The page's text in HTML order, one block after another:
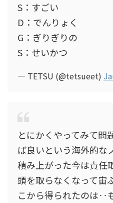
S：すごい
D：でんりょく
G：ぎりぎりの
S：せいかつ
— TETSU (@tetsueet)
とにかくやってみて問
ば良いという海外的な
積み上がった今は責任
頭を取らなくなって宙
こから得られたのは‥